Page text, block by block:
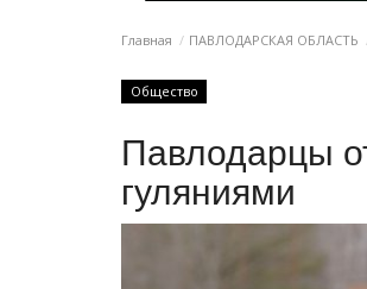
Главная ПАВЛОДАРСКАЯ ОБЛАСТЬ
Общество
Павлодарцы
гуляниями